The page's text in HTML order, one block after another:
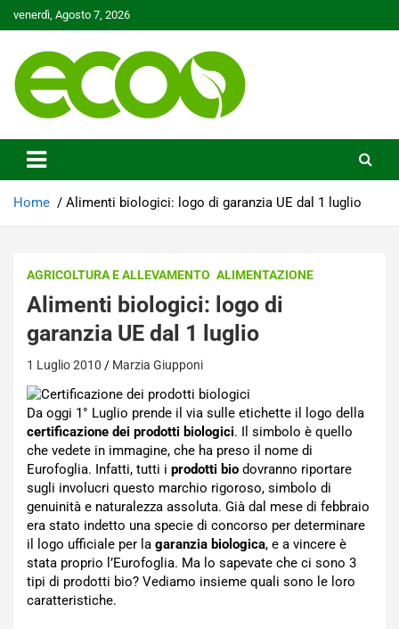
to
venerdì, Agosto 7, 2026
Ecoo.it
Home Alimenti biologici: logo di garanzia UE dal 1 luglio
AGRICOLTURA E ALLEVAMENTO ALIMENTAZIONE
Alimenti biologici: logo di
garanzia UE dal 1 luglio
1 Luglio 2010 Marzia Giupponi
Da oggi 1° Luglio prende il via sulle etichette il logo della
certificazione dei prodotti biologici. Il simbolo è quello
che vedete in immagine, che ha preso il nome di
Eurofoglia. Infatti, tutti i prodotti bio dovranno riportare
sugli involucri questo marchio rigoroso, simbolo di
genuinità e naturalezza assoluta. Già dal mese di febbraio
era stato indetto una specie di concorso per determinare
il logo ufficiale per la garanzia biologica, e a vincere è
stata proprio l’Eurofoglia. Ma lo sapevate che ci sono 3
tipi di prodotti bio? Vediamo insieme quali sono le loro
caratteristiche.